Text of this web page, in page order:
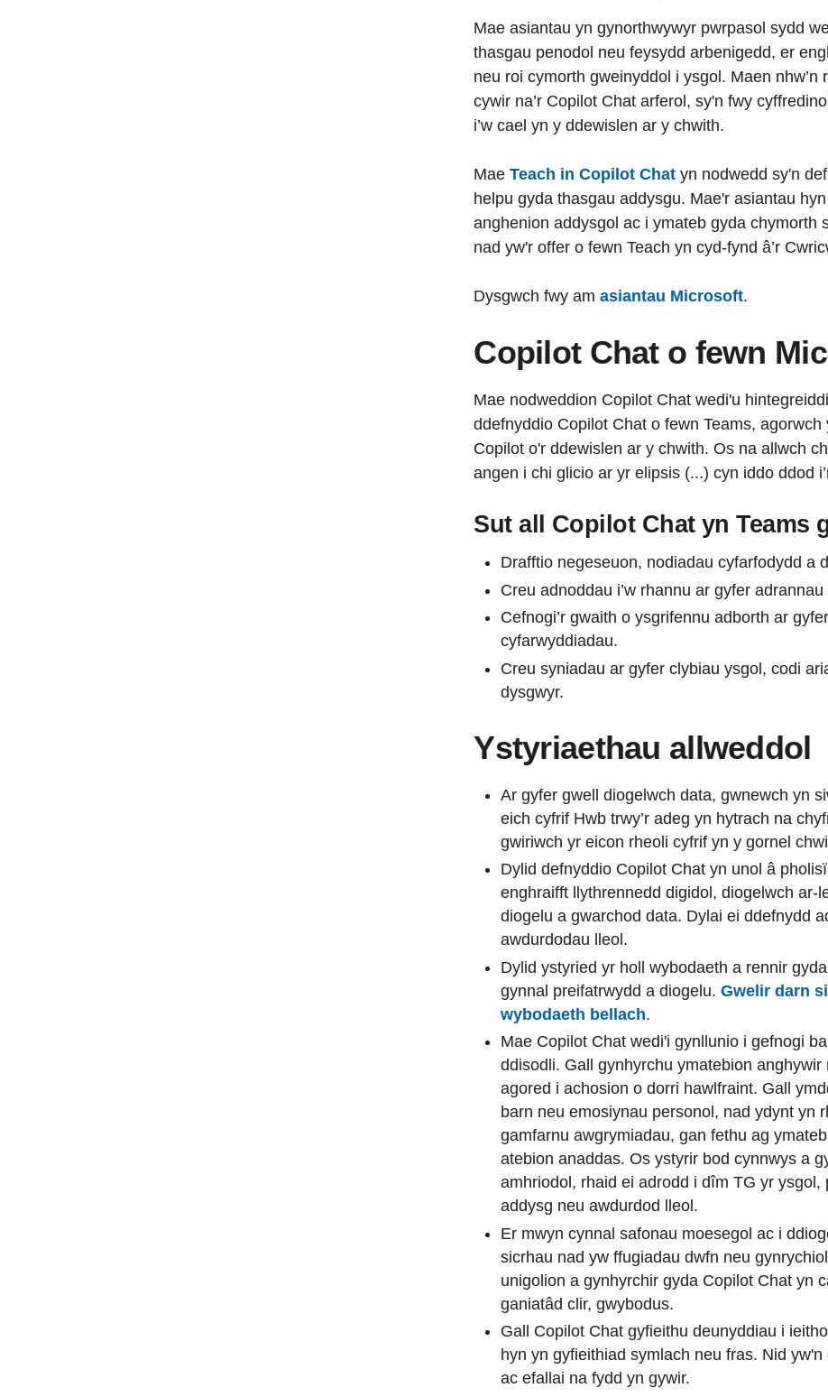
Mae asiantau yn gynorthwywyr pwrpasol sydd
thasgau penodol neu feysydd arbenigedd, er
neu roi cymorth gweinyddol i ysgol. Maen
cywir na’r Copilot Chat arferol, sy'n fwy
i’w cael yn y ddewislen ar y chwith.
MaeTeach in Copilot Chat yn nodwedd sy'n
helpu gyda thasgau addysgu. Mae'r asiantau
anghenion addysgol ac i ymateb gyda chymorth
nad yw'r offer o fewn Teach yn cyd-fynd â’r
Dysgwch fwy amasiantau Microsoft.
Copilot Chat o fewn
Mae nodweddion Copilot Chat wedi'u
ddefnyddio Copilot Chat o fewn Teams, agorwch
Copilot o'r ddewislen ar y chwith. Os na allwch
angen i chi glicio ar yr elipsis (...) cyn iddo ddod
Sut all Copilot Chat yn Teams
Drafftio negeseuon, nodiadau cyfarfodydd a
Creu adnoddau i’w rhannu ar gyfer adrannau
Cefnogi’r gwaith o ysgrifennu adborth ar
cyfarwyddiadau.
Creu syniadau ar gyfer clybiau ysgol, codi
dysgwyr.
Ystyriaethau allweddol
Ar gyfer gwell diogelwch data, gwnewch yn
eich cyfrif Hwb trwy’r adeg yn hytrach na
gwiriwch yr eicon rheoli cyfrif yn y gornel
Dylid defnyddio Copilot Chat yn unol â
enghraifft llythrennedd digidol, diogelwch ar-
diogelu a gwarchod data. Dylai ei ddefnydd
awdurdodau lleol.
Dylid ystyried yr holl wybodaeth a rennir
gynnal preifatrwydd a diogelu.Gwelir darn
wybodaeth bellach.
Mae Copilot Chat wedi'i gynllunio i gefnogi
ddisodli. Gall gynhyrchu ymatebion
agored i achosion o dorri hawlfraint. Gall
barn neu emosiynau personol, nad ydynt yn
gamfarnu awgrymiadau, gan fethu ag
atebion anaddas. Os ystyrir bod cynnwys a
amhriodol, rhaid ei adrodd i dîm TG yr ysgol,
addysg neu awdurdod lleol.
Er mwyn cynnal safonau moesegol ac i
sicrhau nad yw ffugiadau dwfn neu
unigolion a gynhyrchir gyda Copilot Chat yn
ganiatâd clir, gwybodus.
Gall Copilot Chat gyfieithu deunyddiau i
hyn yn gyfieithiad symlach neu fras. Nid
ac efallai na fydd yn gywir.